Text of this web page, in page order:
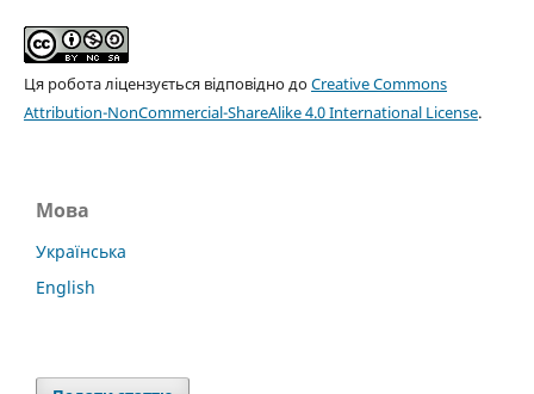
Ця робота ліцензується відповідно доCreative Commons
Attribution-NonCommercial-ShareAlike 4.0 International License.
Мова
Українська
English